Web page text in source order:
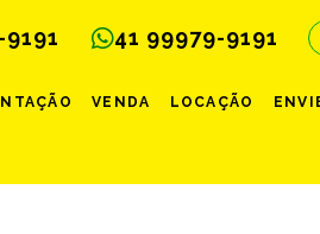
41 99979-9191
VENDA LOCAÇÃO